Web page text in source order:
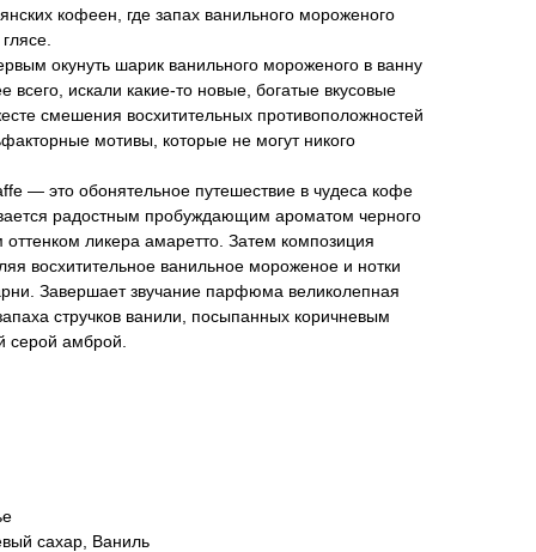
кофеен, где запах ванильного мороженого
окунуть шарик ванильного мороженого в ванну
всего, искали какие-то новые, богатые вкусовые
смешения восхитительных противоположностей
мотивы, которые не могут никого
— это обонятельное путешествие в чудеса кофе
радостным пробуждающим ароматом черного
ликера амаретто. Затем композиция
восхитительное ванильное мороженое и нотки
Завершает звучание парфюма великолепная
стручков ванили, посыпанных коричневым
серой амброй.
сахар, Ваниль